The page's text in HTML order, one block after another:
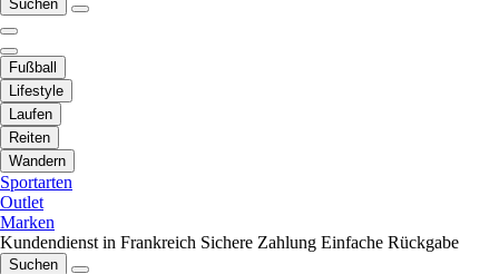
Suchen
Fußball
Lifestyle
Laufen
Reiten
Wandern
Sportarten
Outlet
Marken
Kundendienst in Frankreich Sichere Zahlung Einfache Rückgabe
Suchen